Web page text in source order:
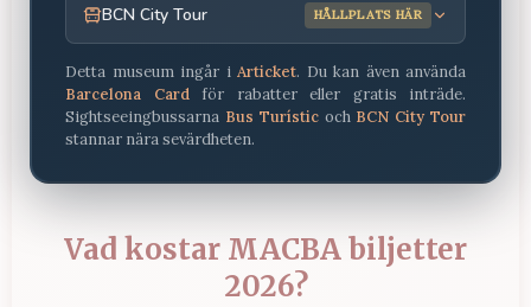
BCN City Tour HÅLLPLATS HÄR
Detta museum ingår i Articket. Du kan även använda
Barcelona Card
för rabatter eller gratis inträde.
Sightseeingbussarna Bus Turísticoch BCN City Tour
stannar nära sevärdheten.
Vad kostar MACBA biljetter
2026?